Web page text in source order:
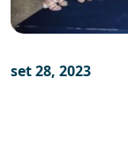
set 28, 2023